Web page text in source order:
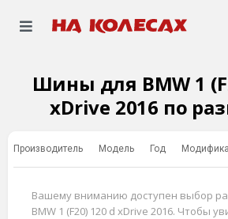
Шины для BMW 1
xDrive 2016 по
Производитель Модель Год
Вашему вниманию доступен выбор
BMW 1 (F20) 120 d xDrive 2016. Чтобы